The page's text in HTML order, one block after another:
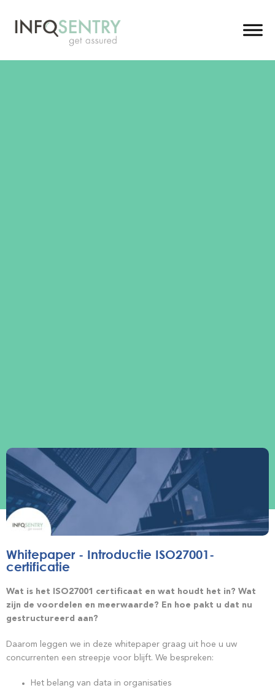
Whitepaper - Introductie ISO27001-
certificatie
Wat is het ISO27001 certificaat en wat houdt het in? Wat
zijn de voordelen en meerwaarde? En hoe pakt u dat nu
gestructureerd aan?
Daarom leggen we in deze whitepaper graag uit hoe u uw
concurrenten een streepje voor blijft. We bespreken:
Het belang van data in organisaties